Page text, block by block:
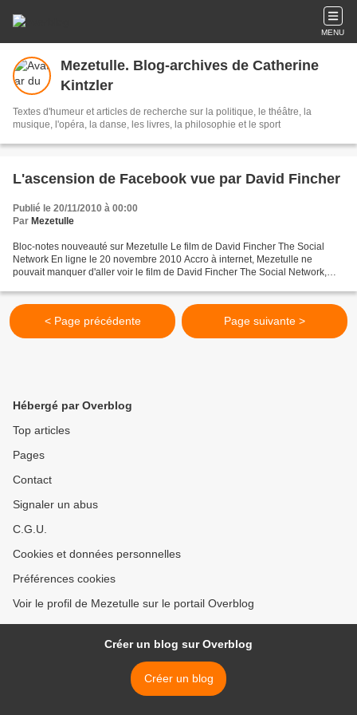
MENU
Mezetulle. Blog-archives de Catherine
Kintzler
Textes d'humeur et articles de recherche sur la politique, le théâtre, la
musique, l'opéra, la danse, les livres, la philosophie et le sport
L'ascension de Facebook vue par David Fincher
Publié le 20/11/2010 à 00:00
Par Mezetulle
Bloc-notes nouveauté sur Mezetulle Le film de David Fincher The Social
Network En ligne le 20 novembre 2010 Accro à internet, Mezetulle ne
pouvait manquer d'aller voir le film de David Fincher The Social Network,
< Page précédente Page suivante >
Hébergé par Overblog
Top articles
Pages
Contact
Signaler un abus
C.G.U.
Cookies et données personnelles
Préférences cookies
Voir le profil de Mezetulle sur le portail Overblog
Créer un blog sur Overblog
Créer un blog